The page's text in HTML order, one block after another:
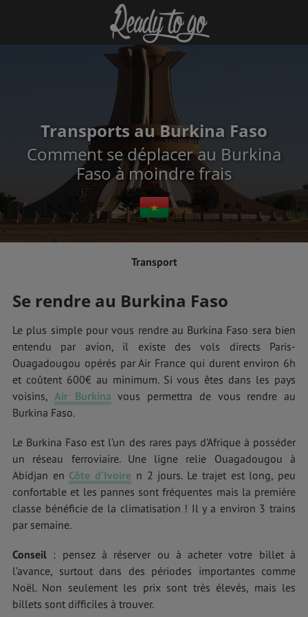
Transports au Burkina Faso
Comment se déplacer au Burkina
Faso à moindre frais
Transport
Se rendre au Burkina Faso
Le plus simple pour vous rendre au Burkina Faso sera bien
entendu par avion, il existe des vols directs Paris-
Ouagadougou opérés par Air France qui durent environ 6h
et coûtent 600€ au minimum. Si vous êtes dans les pays
voisins, Air Burkina vous permettra de vous rendre au
Burkina Faso.
Le Burkina Faso est l’un des rares pays d’Afrique à posséder
un réseau ferroviaire. Une ligne relie Ouagadougou à
Abidjan en Côte d’Ivoire n 2 jours. Le trajet est long, peu
confortable et les pannes sont fréquentes mais la première
classe bénéficie de la climatisation ! Il y a environ 3 trains
par semaine.
Conseil : pensez à réserver ou à acheter votre billet à
l’avance, surtout dans des périodes importantes comme
Noël. Non seulement les prix sont très élevés, mais les
billets sont difficiles à trouver.